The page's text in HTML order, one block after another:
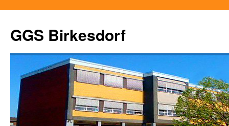
GGS Birkesdorf